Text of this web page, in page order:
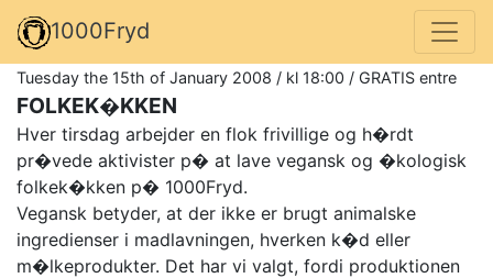
1000Fryd
Tuesday the 15th of January 2008 / kl 18:00 / GRATIS entre
FOLKEK�KKEN
Hver tirsdag arbejder en flok frivillige og h�rdt
pr�vede aktivister p� at lave vegansk og �kologisk
folkek�kken p� 1000Fryd.
Vegansk betyder, at der ikke er brugt animalske
ingredienser i madlavningen, hverken k�d eller
m�lkeprodukter. Det har vi valgt, fordi produktionen